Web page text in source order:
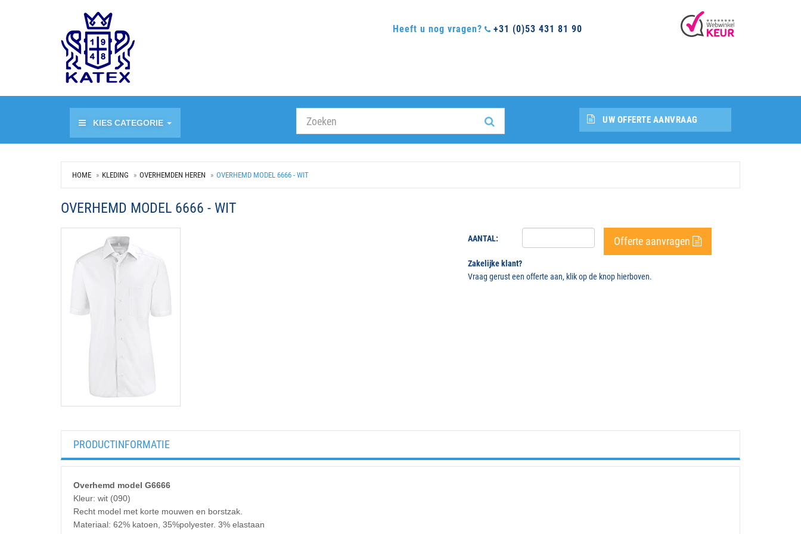
Heeft u nog vragen? +31 (0)53 431 81 90
KIES CATEGORIE UW OFFERTE AANVRAAG
HOME KLEDING OVERHEMDEN HEREN OVERHEMD MODEL 6666 - WIT
OVERHEMD MODEL 6666 - WIT
AANTAL: Offerte aanvragen
Zakelijke klant?
Vraag gerust een offerte aan, klik op de knop hierboven.
PRODUCTINFORMATIE
Overhemd model G6666
Kleur: wit (090)
Recht model met korte mouwen en borstzak.
Materiaal: 62% katoen, 35%polyester. 3% elastaan